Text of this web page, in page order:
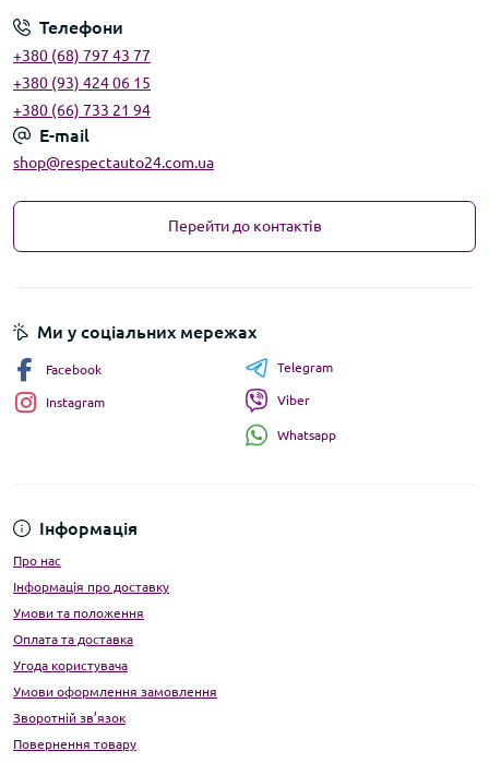
Телефони
+380 (68) 797 43 77
+380 (93) 424 06 15
+380 (66) 733 21 94
E-mail
shop@respectauto24.com.ua
Перейти до контактів
Інформація
Про нас
Інформація про доставку
Умови та положення
Оплата та доставка
Угода користувача
Умови оформлення замовлення
Зворотній зв’язок
Повернення товару
Ми у соціальних мережах
Facebook
Instagram
Telegram
Viber
Whatsapp